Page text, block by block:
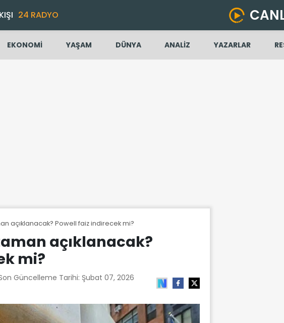
24 RADYO
EKONOMİ YAŞAM DÜNYA ANALİZ YAZARLAR
açıklanacak? Powell faiz indirecek mi?
açıklanacak?
mi?
Güncelleme Tarihi: Şubat 07, 2026